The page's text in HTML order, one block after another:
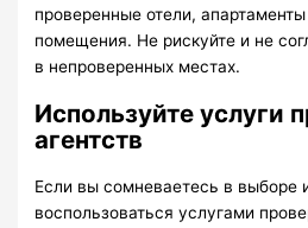
проверенные отели,
помещения. Не рискуйте и не
в непроверенных местах.
Используйте услуги
агентств
Если вы сомневаетесь в выборе
воспользоваться услугами